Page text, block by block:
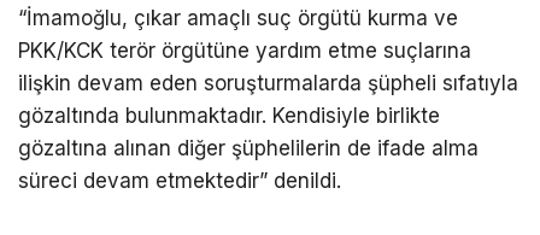
“İmamoğlu, çıkar amaçlı suç örgütü kurma ve
PKK/KCK terör örgütüne yardım etme suçlarına
ilişkin devam eden soruşturmalarda şüpheli sıfatıyla
gözaltında bulunmaktadır. Kendisiyle birlikte
gözaltına alınan diğer şüphelilerin de ifade alma
süreci devam etmektedir” denildi.